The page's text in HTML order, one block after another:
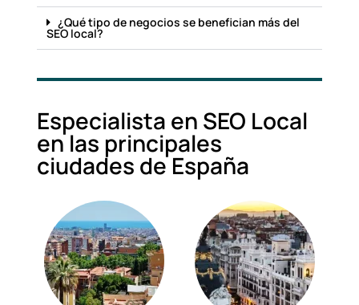
¿Qué tipo de negocios se benefician más del
SEO local?
Especialista en SEO Local
en las principales
ciudades de España